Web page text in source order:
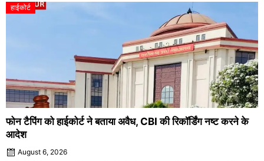
हाईकोर्ट
फोन टैपिंग को हाईकोर्ट ने बताया अवैध, CBI की रिकॉर्डिंग नष्ट करने के
आदेश
August 6, 2026